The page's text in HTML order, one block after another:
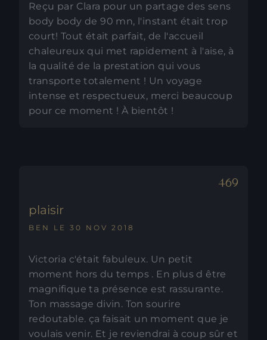
Reçu par Clara pour un partage des sens
body body de 90 mn, l'instant était trop
court! Tout était parfait, de l'accueil
chaleureux qui met rapidement à l'aise, à
la qualité de la prestation qui vous
transporte totalement ! Un voyage
intense et respectueux, merci beaucoup
pour ce moment ! À bientôt !
plaisir
BEN LE 30 NOV 2018
Victoria c'était fabuleux. Un petit
moment hors du temps . En plus d être
magnifique ta présence est rassurante.
Ton massage divin. Ton sourire
redoutable. ça faisait un moment que je
voulais venir. Et je reviendrai à coup sûr et